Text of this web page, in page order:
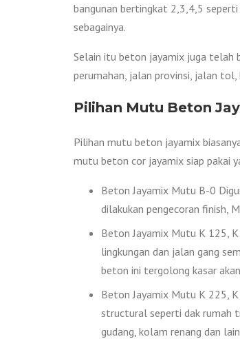
bangunan bertingkat 2,3,4,5
sebagainya.
Selain itu beton jayamix juga telah
perumahan, jalan provinsi, jalan
Pilihan Mutu Beton
Pilihan mutu beton jayamix
mutu beton cor jayamix siap pakai
Beton Jayamix Mutu B-0
dilakukan pengecoran finish,
Beton Jayamix Mutu K 125,
lingkungan dan jalan gang
beton ini tergolong kasar
Beton Jayamix Mutu K 225,
structural seperti dak rumah
gudang, kolam renang dan